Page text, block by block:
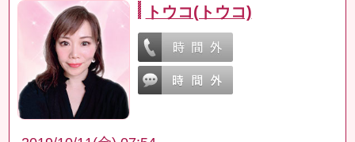
トウコ(トウコ)